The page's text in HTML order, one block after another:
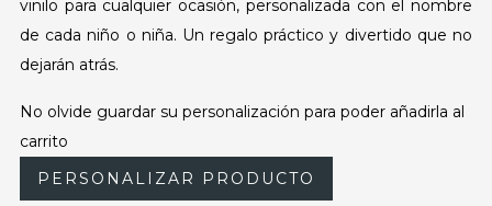
vinilo para cualquier ocasión, personalizada con el nombre
de cada niño o niña. Un regalo práctico y divertido que no
dejarán atrás.
No olvide guardar su personalización para poder añadirla al
carrito
PERSONALIZAR PRODUCTO